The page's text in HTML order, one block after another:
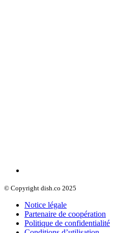
© Copyright dish.co 2025
Notice légale
Partenaire de coopération
Politique de confidentialité